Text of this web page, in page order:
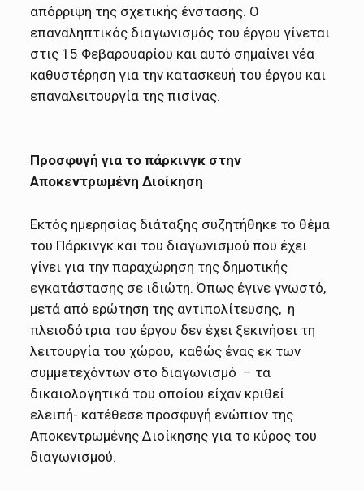
απόρριψη της σχετικής ένστασης. Ο
επαναληπτικός διαγωνισμός του έργου γίνεται
στις 15 Φεβαρουαρίου και αυτό σημαίνει νέα
καθυστέρηση για την κατασκευή του έργου και
επαναλειτουργία της πισίνας.
Προσφυγή για το πάρκινγκ στην
Αποκεντρωμένη Διοίκηση
Εκτός ημερησίας διάταξης συζητήθηκε το θέμα
του Πάρκινγκ και του διαγωνισμού που έχει
γίνει για την παραχώρηση της δημοτικής
εγκατάστασης σε ιδιώτη. Όπως έγινε γνωστό,
μετά από ερώτηση της αντιπολίτευσης, η
πλειοδότρια του έργου δεν έχει ξεκινήσει τη
λειτουργία του χώρου, καθώς ένας εκ των
συμμετεχόντων στο διαγωνισμό – τα
δικαιολογητικά του οποίου είχαν κριθεί
ελειπή- κατέθεσε προσφυγή ενώπιον της
Αποκεντρωμένης Διοίκησης για το κύρος του
διαγωνισμού.